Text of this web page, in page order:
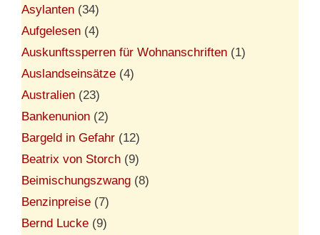
Asylanten (34)
Aufgelesen (4)
Auskunftssperren für Wohnanschriften (1)
Auslandseinsätze (4)
Australien (23)
Bankenunion (2)
Bargeld in Gefahr (12)
Beatrix von Storch (9)
Beimischungszwang (8)
Benzinpreise (7)
Bernd Lucke (9)